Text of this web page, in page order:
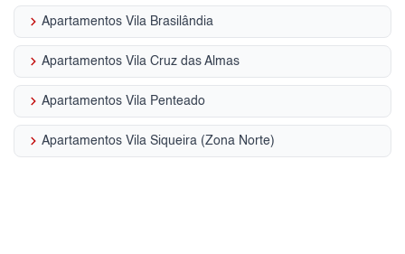
keyboard_arrow_right Apartamentos Vila Brasilândia
keyboard_arrow_right Apartamentos Vila Cruz das Almas
keyboard_arrow_right Apartamentos Vila Penteado
keyboard_arrow_right Apartamentos Vila Siqueira (Zona Norte)